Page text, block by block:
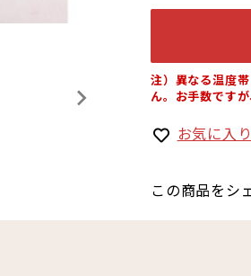
注）異なる温度
ん。お手数です
お気に入
この商品をシ